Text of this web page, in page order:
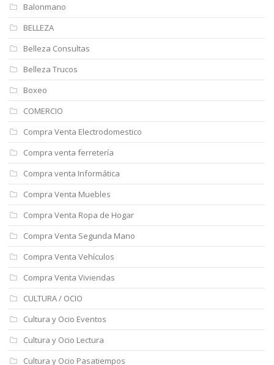
Balonmano
BELLEZA
Belleza Consultas
Belleza Trucos
Boxeo
COMERCIO
Compra Venta Electrodomestico
Compra venta ferretería
Compra venta Informática
Compra Venta Muebles
Compra Venta Ropa de Hogar
Compra Venta Segunda Mano
Compra Venta Vehículos
Compra Venta Viviendas
CULTURA / OCIO
Cultura y Ocio Eventos
Cultura y Ocio Lectura
Cultura y Ocio Pasatiempos